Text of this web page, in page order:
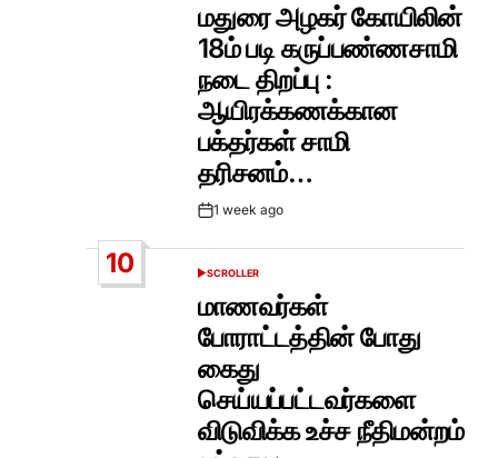
மதுரை அழகர் கோயிலின்
18ம் படி கருப்பண்ணசாமி
நடை திறப்பு :
ஆயிரக்கணக்கான
பக்தர்கள் சாமி
தரிசனம்…
Post1 week ago
10
POSTED
SCROLLER
மாணவர்கள்
போராட்டத்தின் போது
கைது
செய்யப்பட்டவர்களை
விடுவிக்க உச்ச நீதிமன்றம்